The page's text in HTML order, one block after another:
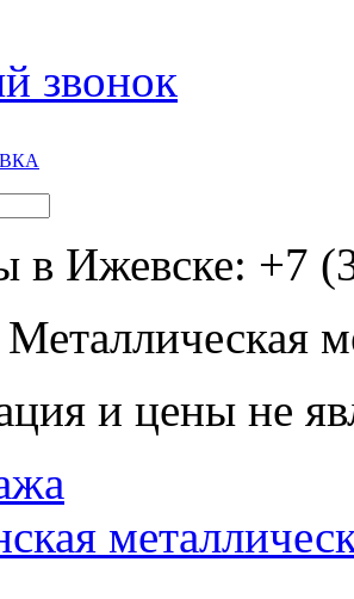
звонок
в Ижевске: +7
и цены не